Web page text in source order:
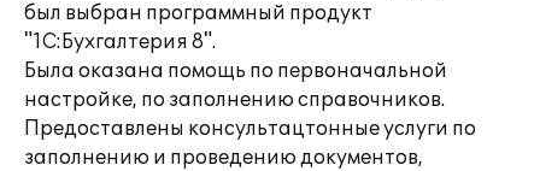
был выбран программный продукт
"1С:Бухгалтерия 8".
Была оказана помощь по первоначальной
настройке, по заполнению справочников.
Предоставлены консультацтонные услуги по
заполнению и проведению документов,